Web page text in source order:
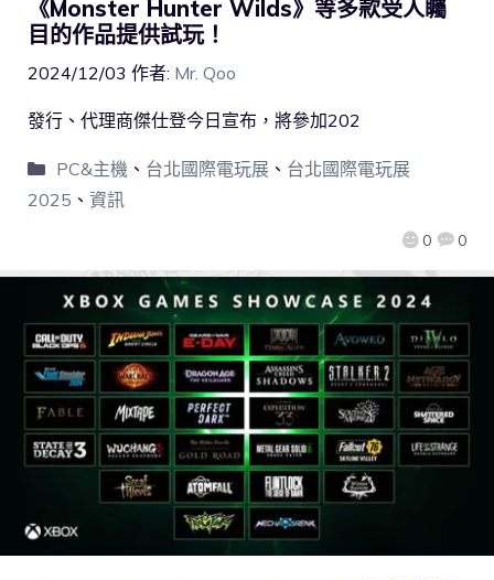
《Monster Hunter Wilds》等多款受人矚
目的作品提供試玩！
2024/12/03 作者: Mr. Qoo
0 0
發行、代理商傑仕登今日宣布，將參加202
PC&主機 、 台北國際電玩展、 台北國際電玩展
2025 、 資訊